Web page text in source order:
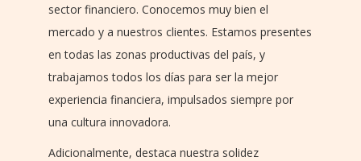
sector financiero. Conocemos muy bien el
mercado y a nuestros clientes. Estamos presentes
en todas las zonas productivas del país, y
trabajamos todos los días para ser la mejor
experiencia financiera, impulsados siempre por
una cultura innovadora.
Adicionalmente, destaca nuestra solidez